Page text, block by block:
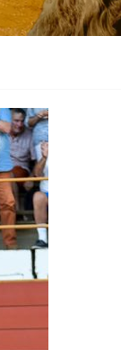
PHOTOS TAURINES 2026
corrida
photos